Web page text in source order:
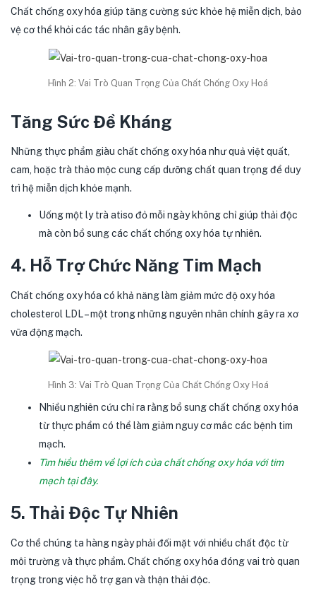
Chất chống oxy hóa giúp tăng cường sức khỏe hệ miễn dịch, bảo
vệ cơ thể khỏi các tác nhân gây bệnh.
Hình 2: Vai Trò Quan Trọng Của Chất Chống Oxy Hoá
Tăng Sức Đề Kháng
Những thực phẩm giàu chất chống oxy hóa như quả việt quất,
cam, hoặc trà thảo mộc cung cấp dưỡng chất quan trọng để duy
trì hệ miễn dịch khỏe mạnh.
Uống một ly trà atiso đỏ mỗi ngày không chỉ giúp thải độc
mà còn bổ sung các chất chống oxy hóa tự nhiên.
4. Hỗ Trợ Chức Năng Tim Mạch
Chất chống oxy hóa có khả năng làm giảm mức độ oxy hóa
cholesterol LDL – một trong những nguyên nhân chính gây ra xơ
vữa động mạch.
Hình 3: Vai Trò Quan Trọng Của Chất Chống Oxy Hoá
Nhiều nghiên cứu chỉ ra rằng bổ sung chất chống oxy hóa
từ thực phẩm có thể làm giảm nguy cơ mắc các bệnh tim
mạch.
Tìm hiểu thêm về lợi ích của chất chống oxy hóa với tim
mạch tại đây.
5. Thải Độc Tự Nhiên
Cơ thể chúng ta hàng ngày phải đối mặt với nhiều chất độc từ
môi trường và thực phẩm. Chất chống oxy hóa đóng vai trò quan
trọng trong việc hỗ trợ gan và thận thải độc.